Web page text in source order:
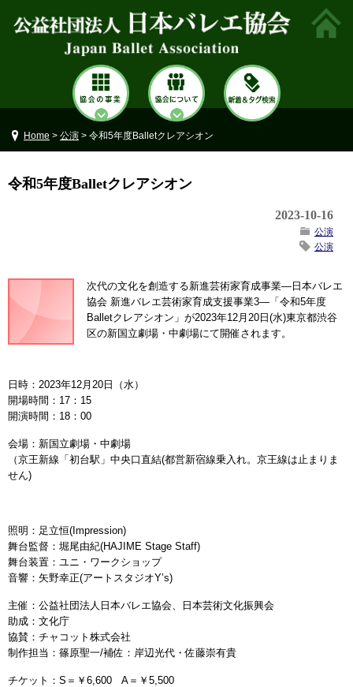
Home > 公演 > 令和5年度Balletクレアシオン
令和5年度Balletクレアシオン
2023-10-16
公演
公演
次代の文化を創造する新進芸術家育成事業―日本バレエ
協会 新進バレエ芸術家育成支援事業3―「令和5年度
Balletクレアシオン」が2023年12月20日(水)東京都渋谷
区の新国立劇場・中劇場にて開催されます。
日時：2023年12月20日（水）
開場時間：17：15
開演時間：18：00
会場：新国立劇場・中劇場
（京王新線「初台駅」中央口直結(都営新宿線乗入れ。京王線は止まりま
せん)
照明：足立恒(Impression)
舞台監督：堀尾由紀(HAJIME Stage Staff)
舞台装置：ユニ・ワークショップ
音響：矢野幸正(アートスタジオY’s)
主催：公益社団法人日本バレエ協会、日本芸術文化振興会
助成：文化庁
協賛：チャコット株式会社
制作担当：篠原聖一/補佐：岸辺光代・佐藤崇有貴
チケット：S＝￥6,600 A＝￥5,500